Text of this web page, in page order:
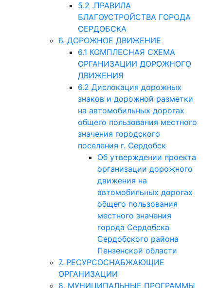
5.2 .ПРАВИЛА
БЛАГОУСТРОЙСТВА ГОРОДА
СЕРДОБСКА
6. ДОРОЖНОЕ ДВИЖЕНИЕ
6.1 КОМПЛЕСНАЯ СХЕМА
ОРГАНИЗАЦИИ ДОРОЖНОГО
ДВИЖЕНИЯ
6.2 Дислокация дорожных
знаков и дорожной разметки
на автомобильных дорогах
общего пользования местного
значения городского
поселения г. Сердобск
Об утверждении проекта
организации дорожного
движения на
автомобильных дорогах
общего пользования
местного значения
города Сердобска
Сердобского района
Пензенской области
7. РЕСУРСОСНАБЖАЮЩИЕ
ОРГАНИЗАЦИИ
8. МУНИЦИПАЛЬНЫЕ ПРОГРАММЫ